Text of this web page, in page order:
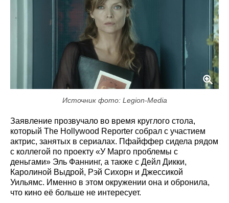
Источник фото: Legion-Media
Заявление прозвучало во время круглого стола,
который The Hollywood Reporter собрал с участием
актрис, занятых в сериалах. Пфайффер сидела рядом
с коллегой по проекту «У Марго проблемы с
деньгами» Эль Фаннинг, а также с Дейл Дикки,
Каролиной Выдрой, Рэй Сихорн и Джессикой
Уильямс. Именно в этом окружении она и обронила,
что кино её больше не интересует.